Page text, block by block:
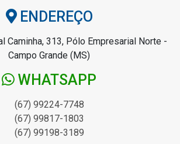
ENDEREÇO
Caminha, 313, Pólo Empresarial Norte -
Campo Grande (MS)
WHATSAPP
(67) 99224-7748
(67) 99817-1803
(67) 99198-3189